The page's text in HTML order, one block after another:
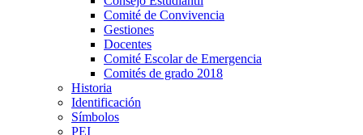
Comité de Convivencia
Gestiones
Docentes
Comité Escolar de Emergencia
Comités de grado 2018
Historia
Identificación
Símbolos
PEI